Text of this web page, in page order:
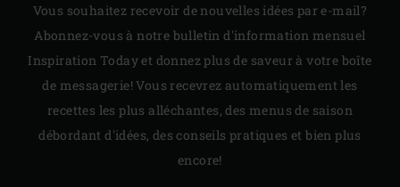
Vous souhaitez recevoir de nouvelles idées par e-mail?
Abonnez-vous à notre bulletin d'information mensuel
Inspiration Today et donnez plus de saveur à votre boîte
de messagerie! Vous recevrez automatiquement les
recettes les plus alléchantes, des menus de saison
débordant d'idées, des conseils pratiques et bien plus
encore!